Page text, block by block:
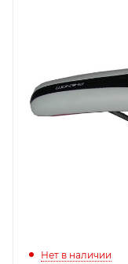
Нет в наличии